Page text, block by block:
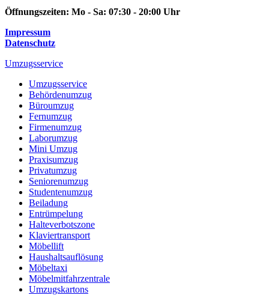
Öffnungszeiten: Mo - Sa: 07:30 - 20:00 Uhr
Impressum
Datenschutz
Umzugsservice
Umzugsservice
Behördenumzug
Büroumzug
Fernumzug
Firmenumzug
Laborumzug
Mini Umzug
Praxisumzug
Privatumzug
Seniorenumzug
Studentenumzug
Beiladung
Entrümpelung
Halteverbotszone
Klaviertransport
Möbellift
Haushaltsauflösung
Möbeltaxi
Möbelmitfahrzentrale
Umzugskartons